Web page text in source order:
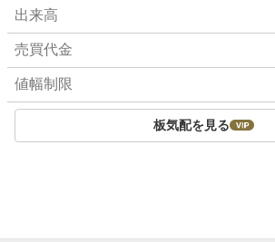
出来高
売買代金
値幅制限
板気配を見る
ア